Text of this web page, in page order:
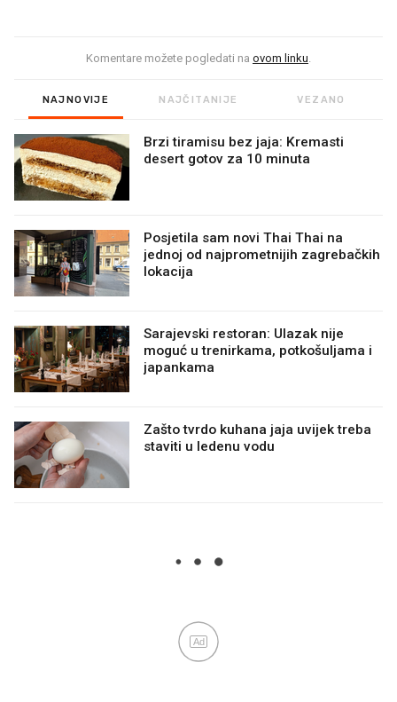
Komentare možete pogledati na ovom linku.
NAJNOVIJE NAJČITANIJE VEZANO
Brzi tiramisu bez jaja: Kremasti
desert gotov za 10 minuta
Posjetila sam novi Thai Thai na
jednoj od najprometnijih zagrebačkih
lokacija
Sarajevski restoran: Ulazak nije
moguć u trenirkama, potkošuljama i
japankama
Zašto tvrdo kuhana jaja uvijek treba
staviti u ledenu vodu
Ad